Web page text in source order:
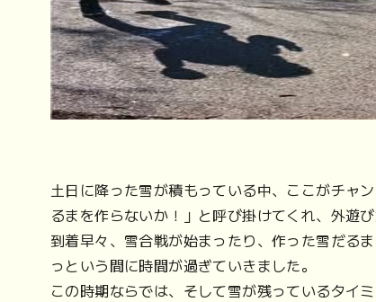
土日に降った雪が積もっている中、ここがチャ
るまを作らないか！」と呼び掛けてくれ、外遊
到着早々、雪合戦が始まったり、作った雪だる
っという間に時間が過ぎていきました。
この時期ならでは、そして雪が残っているタイ